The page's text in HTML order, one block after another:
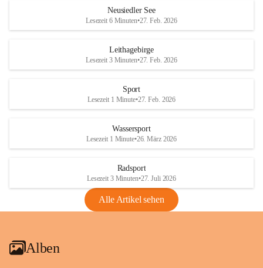
S
und den daraus folgenden wirtschaftlichen
Maßnahmen zur Bekämpfung
Rebe und der Amerikanischen
Anhang VBl. EU Nr. 18
1 Seite•1,4 MB
VBl. EU Nr. 18_2026
r
S
Neusiedler See
Lesezeit 6 Minuten•27. Feb. 2026
Leithagebirge
Lesezeit 3 Minuten•27. Feb. 2026
Sport
Lesezeit 1 Minute•27. Feb. 2026
Wassersport
Lesezeit 1 Minute•26. März 2026
Radsport
Lesezeit 3 Minuten•27. Juli 2026
Alle Artikel sehen
Alben